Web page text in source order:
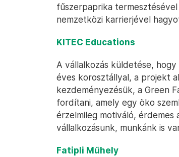
fűszerpaprika
nemzetközi karrierjével
KITEC Educations
A vállalkozás küldetése,
éves korosztállyal, a projekt
kezdeményezésük, a Green
fordítani, amely egy öko
érzelmileg motiváló, érdemes
vállalkozásunk, munkánk is
Fatipli Műhely